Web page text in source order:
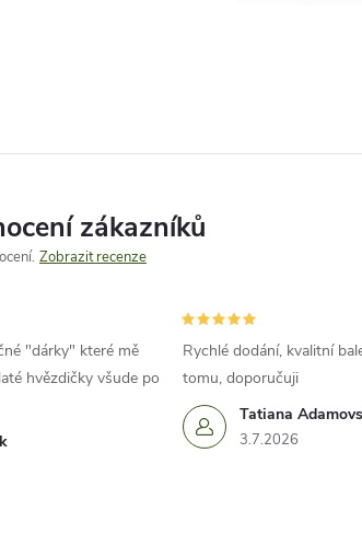
zákazníků
Zobrazit recenze
"dárky" které mě
hvězdičky všude po
Tatiana
3.7.2026
Rychlé dodání, kvalitní
tomu, doporučuji